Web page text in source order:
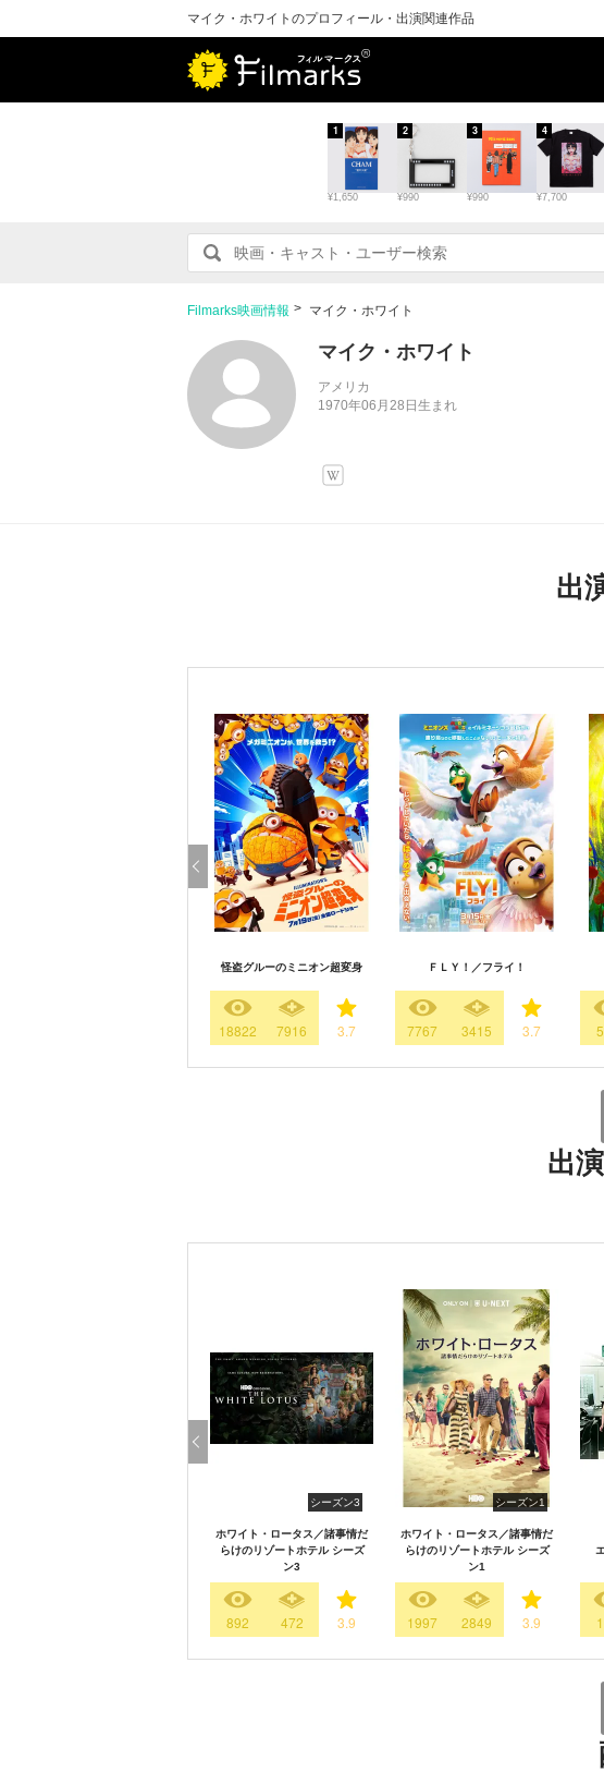
マイク・ホワイトのプロフィール・出演関連作品
¥1,650
1
¥990
2
¥990
3
¥7,700
4
Filmarks映画情報 マイク・ホワイト
マイク・ホワイト
アメリカ
1970年06月28日生まれ
出
怪盗グルーのミニオン超変身
18822 7916 3.7
ＦＬＹ！／フライ！
7767 3415 3.7
出
シーズン3
ホワイト・ロータス／諸事情だ
らけのリゾートホテル シーズ
ン3
892 472 3.9
シーズン1
ホワイト・ロータス／諸事情だ
らけのリゾートホテル シーズ
ン1
1997 2849 3.9